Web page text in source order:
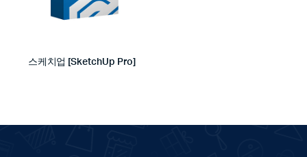
스케치업 [SketchUp Pro]